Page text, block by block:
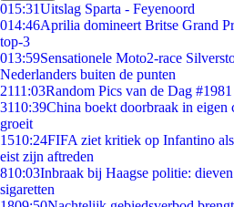
015:31Uitslag Sparta - Feyenoord
014:46Aprilia domineert Britse Grand
top-3
013:59Sensationele Moto2-race
Nederlanders buiten de punten
2111:03Random Pics van de Dag #1981
3110:39China boekt doorbraak in
groeit
1510:24FIFA ziet kritiek op Infantino
eist zijn aftreden
810:03Inbraak bij Haagse politie:
sigaretten